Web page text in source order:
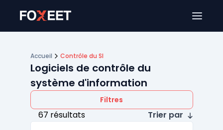
Accueil Contrôle du SI
Logiciels de contrôle du
système d'information
Filtres
67 résultats
Trier par